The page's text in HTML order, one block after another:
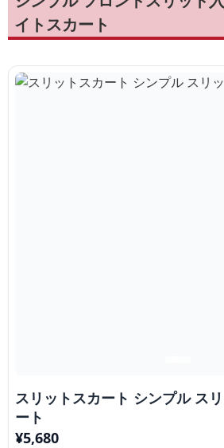
イトスカート
スリットスカート シンプル ス
ート
¥5,680